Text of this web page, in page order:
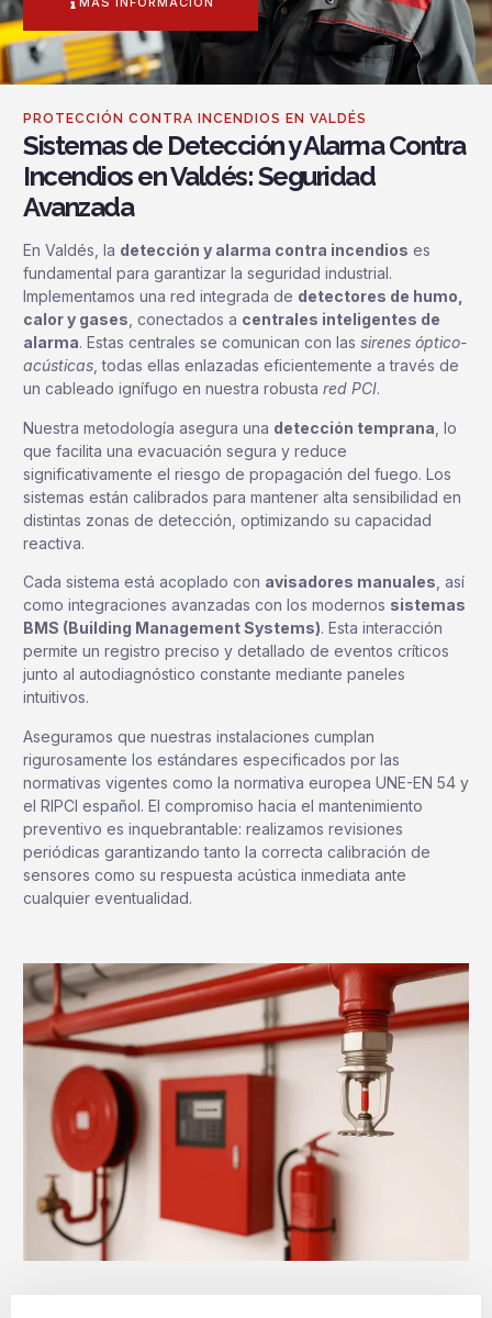
PROTECCIÓN CONTRA INCENDIOS EN VALDÉS
Sistemas de Detección y Alarma Contra
Incendios en Valdés: Seguridad
Avanzada
En Valdés, la detección y alarma contra incendios es
fundamental para garantizar la seguridad industrial.
Implementamos una red integrada de detectores de humo,
calor y gases, conectados a centrales inteligentes de
alarma. Estas centrales se comunican con las sirenes óptico-
acústicas, todas ellas enlazadas eficientemente a través de
un cableado ignífugo en nuestra robusta red PCI.
Nuestra metodología asegura una detección temprana , lo
que facilita una evacuación segura y reduce
significativamente el riesgo de propagación del fuego. Los
sistemas están calibrados para mantener alta sensibilidad en
distintas zonas de detección, optimizando su capacidad
reactiva.
Cada sistema está acoplado con avisadores manuales , así
como integraciones avanzadas con los modernos sistemas
BMS (Building Management Systems). Esta interacción
permite un registro preciso y detallado de eventos críticos
junto al autodiagnóstico constante mediante paneles
intuitivos.
Aseguramos que nuestras instalaciones cumplan
rigurosamente los estándares especificados por las
normativas vigentes como la normativa europea UNE-EN 54 y
el RIPCI español. El compromiso hacia el mantenimiento
preventivo es inquebrantable: realizamos revisiones
periódicas garantizando tanto la correcta calibración de
sensores como su respuesta acústica inmediata ante
cualquier eventualidad.